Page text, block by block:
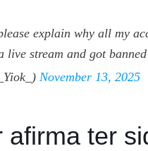
explain why all my
live stream and got
November 13, 2025
afirma ter